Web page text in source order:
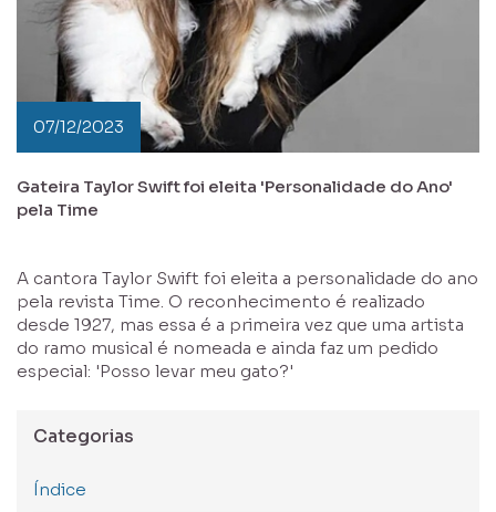
07/12/2023
Gateira Taylor Swift foi eleita 'Personalidade do Ano'
pela Time
A cantora Taylor Swift foi eleita a personalidade do ano
pela revista Time. O reconhecimento é realizado
desde 1927, mas essa é a primeira vez que uma artista
do ramo musical é nomeada e ainda faz um pedido
especial: 'Posso levar meu gato?'
Categorias
Índice